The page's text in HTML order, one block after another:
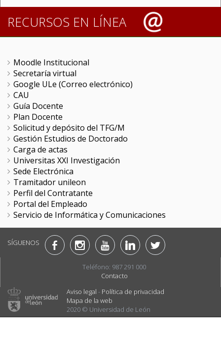
RECURSOS EN LÍNEA
Moodle Institucional
Secretaría virtual
Google ULe (Correo electrónico)
CAU
Guía Docente
Plan Docente
Solicitud y depósito del TFG/M
Gestión Estudios de Doctorado
Carga de actas
Universitas XXI Investigación
Sede Electrónica
Tramitador unileon
Perfil del Contratante
Portal del Empleado
Servicio de Informática y Comunicaciones
SÍGUENOS
Teléfono: 987 291 000
Contacto
Aviso legal - Política de privacidad
Mapa de la web
2020 © Universidad de León